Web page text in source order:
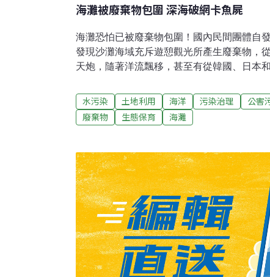
海灘被廢棄物包圍 深海破網卡魚屍
海灘恐怕已被廢棄物包圍！國內民間團體自
發現沙灘海域充斥遊憩觀光所產生廢棄物，
天炮，隨著洋流飄移，甚至有從韓國、日本
東2場只要颱風侵襲就被沖刷破壞，環保署針
計畫，但因涉及地方20％自行負擔金額的門
有反應。
水污染 土地利用 海洋 污染治理 公害
廢棄物
生態保育 海灘